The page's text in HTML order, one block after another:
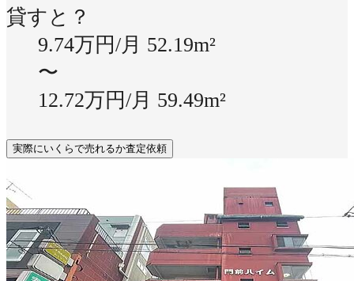
貸すと？
9.74万円/月 52.19m²
〜
12.72万円/月 59.49m²
実際にいくらで売れるか査定依頼